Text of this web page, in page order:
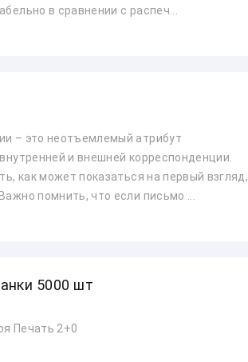
в сравнении с распеч...
– это неотъемлемый атрибут
и внешней корреспонденции.
как может показаться на первый взгляд,
помнить, что если письмо ...
5000 шт
Печать 2+0